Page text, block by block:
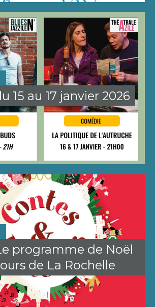
15 au 17 janvier 2026
programme de Noël
de La Rochelle